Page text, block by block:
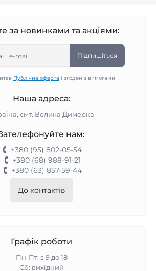
за новинками та акціями:
Підпишіться
Публічна оферта і згоден з вимогами
Наша адреса:
смт. Велика Димерка
нам:
+380 (95) 802-05-54
+380 (68) 988-91-21
+380 (63) 857-59-44
До контактів
Графік роботи
Пн-Пт: з 9 до 18
Сб: вихідний